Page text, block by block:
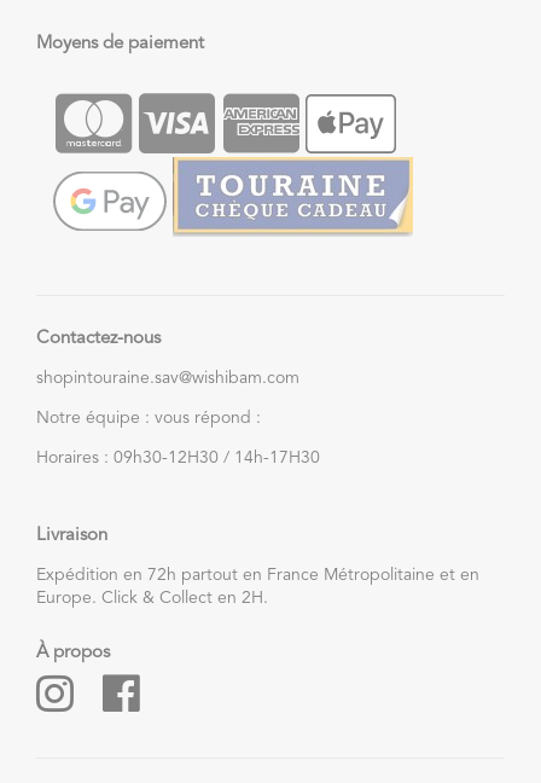
Moyens de paiement
Contactez-nous
shopintouraine.sav@wishibam.com
Notre équipe : vous répond :
Horaires : 09h30-12H30 / 14h-17H30
Livraison
Expédition en 72h partout en France Métropolitaine et en
Europe. Click & Collect en 2H.
À propos